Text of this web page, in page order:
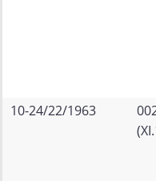
10-24/22/1963